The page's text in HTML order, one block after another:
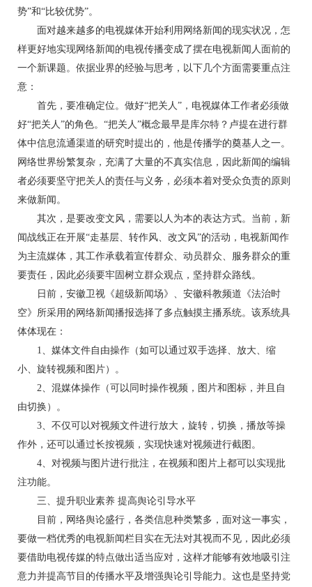
势”和“比较优势”。
面对越来越多的电视媒体开始利用网络新闻的现实状况，怎
样更好地实现网络新闻的电视传播变成了摆在电视新闻人面前的
一个新课题。依据业界的经验与思考，以下几个方面需要重点注
意：
首先，要准确定位。做好“把关人”，电视媒体工作者必须做
好“把关人”的角色。“把关人”概念最早是库尔特？卢提在进行群
体中信息流通渠道的研究时提出的，他是传播学的奠基人之一。
网络世界纷繁复杂，充满了大量的不真实信息，因此新闻的编辑
者必须要坚守把关人的责任与义务，必须本着对受众负责的原则
来做新闻。
其次，是要改变文风，需要以人为本的表达方式。当前，新
闻战线正在开展“走基层、转作风、改文风”的活动，电视新闻作
为主流媒体，其工作承载着宣传群众、动员群众、服务群众的重
要责任，因此必须要牢固树立群众观点，坚持群众路线。
日前，安徽卫视《超级新闻场》、安徽科教频道《法治时
空》所采用的网络新闻播报选择了多点触摸主播系统。该系统具
体体现在：
1、媒体文件自由操作（如可以通过双手选择、放大、缩
小、旋转视频和图片）。
2、混媒体操作（可以同时操作视频，图片和图标，并且自
由切换）。
3、不仅可以对视频文件进行放大，旋转，切换，播放等操
作外，还可以通过长按视频，实现快速对视频进行截图。
4、对视频与图片进行批注，在视频和图片上都可以实现批
注功能。
三、提升职业素养 提高舆论引导水平
目前，网络舆论盛行，各类信息种类繁多，面对这一事实，
要做一档优秀的电视新闻栏目实在无法对其视而不见，因此必须
要借助电视传媒的特点做出适当应对，这样才能够有效地吸引注
意力并提高节目的传播水平及增强舆论引导能力。这也是坚持党